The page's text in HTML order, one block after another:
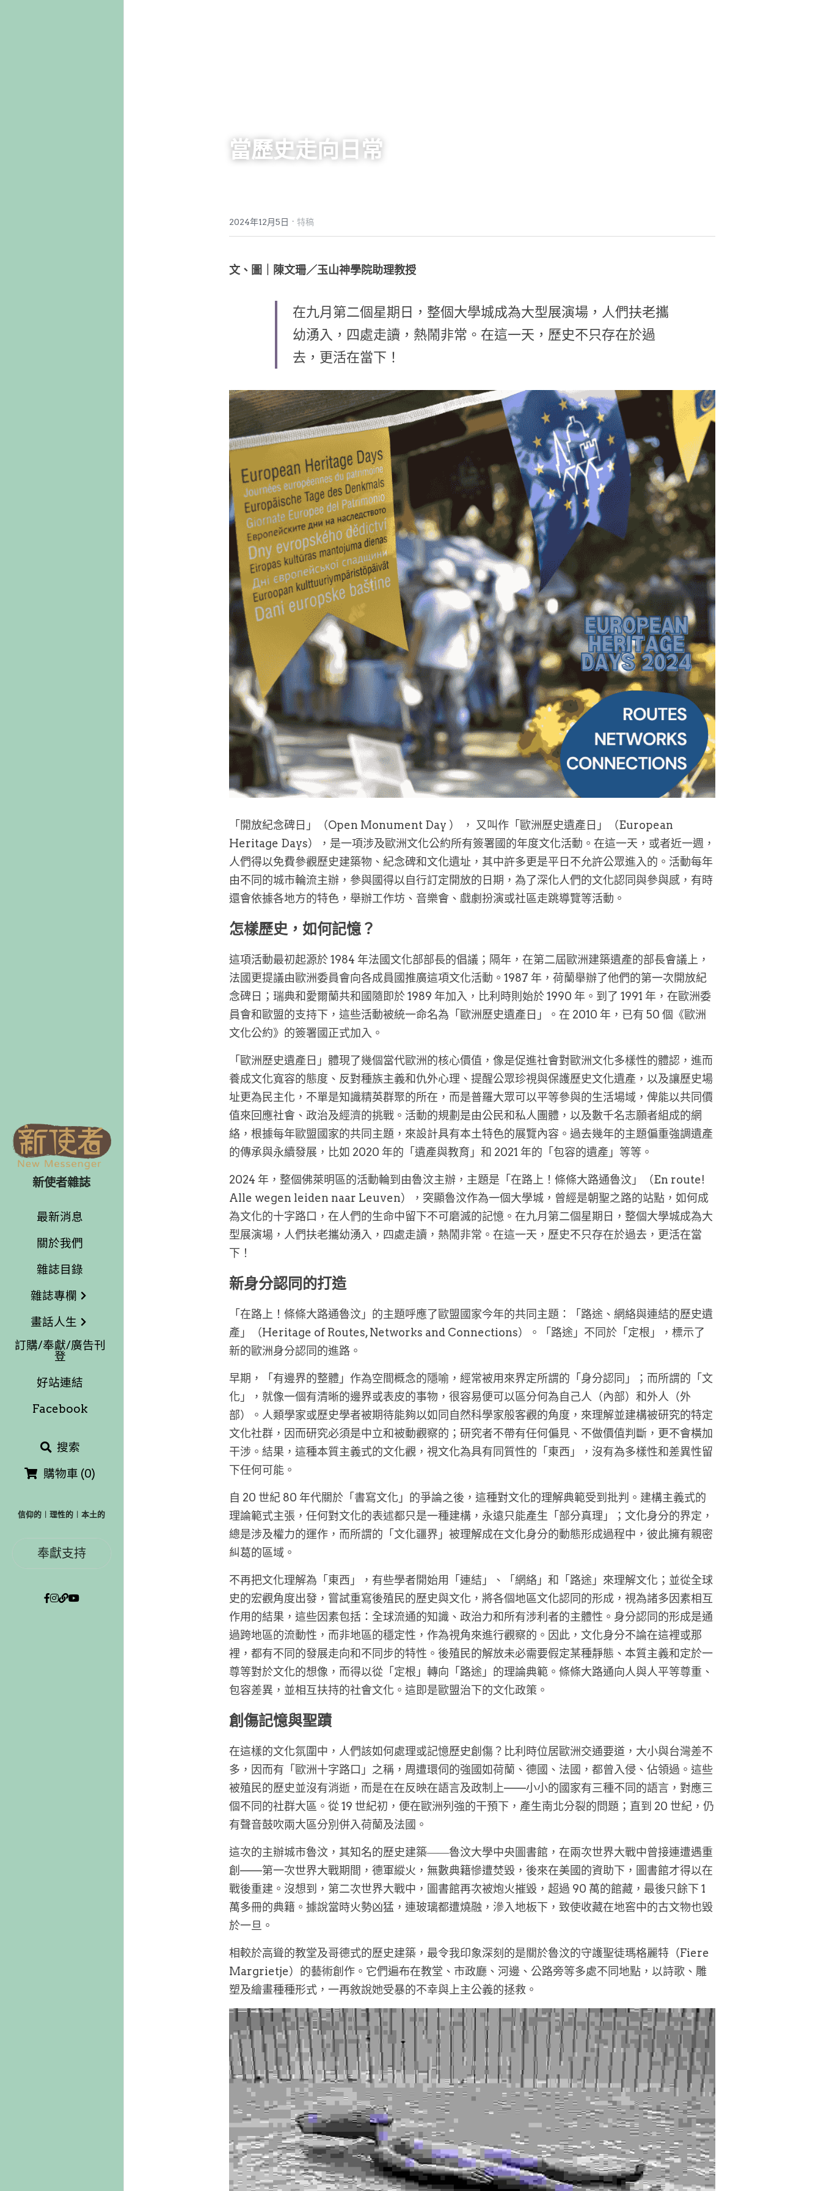
新使者雜誌
最新消息
關於我們
雜誌目錄
雜誌專欄
畫話人生
訂購/奉獻/廣告刊
登
好站連結
Facebook
搜索
購物車 (0)
信仰的︱理性的︱本土的
奉獻支持
當歷史走向日常
2024年12月5日 · 特稿
文、圖｜陳文珊／玉山神學院助理教授
在九月第二個星期日，整個大學城成為大型展演場，人們扶老攜
幼湧入，四處走讀，熱鬧非常。在這一天，歷史不只存在於過
去，更活在當下！
「開放紀念碑日」（Open Monument Day ） ， 又叫作「歐洲歷史遺產日」（European
Heritage Days），是一項涉及歐洲文化公約所有簽署國的年度文化活動。在這一天，或者近一週，
人們得以免費參觀歷史建築物、紀念碑和文化遺址，其中許多更是平日不允許公眾進入的。活動每年
由不同的城市輪流主辦，參與國得以自行訂定開放的日期，為了深化人們的文化認同與參與感，有時
還會依據各地方的特色，舉辦工作坊、音樂會、戲劇扮演或社區走跳導覽等活動。
怎樣歷史，如何記憶？
這項活動最初起源於 1984 年法國文化部部長的倡議；隔年，在第二屆歐洲建築遺產的部長會議上，
法國更提議由歐洲委員會向各成員國推廣這項文化活動。1987 年，荷蘭舉辦了他們的第一次開放紀
念碑日；瑞典和愛爾蘭共和國隨即於 1989 年加入，比利時則始於 1990 年。到了 1991 年，在歐洲委
員會和歐盟的支持下，這些活動被統一命名為「歐洲歷史遺產日」。在 2010 年，已有 50 個《歐洲
文化公約》的簽署國正式加入。
「歐洲歷史遺產日」體現了幾個當代歐洲的核心價值，像是促進社會對歐洲文化多樣性的體認，進而
養成文化寬容的態度、反對種族主義和仇外心理、提醒公眾珍視與保護歷史文化遺產，以及讓歷史場
址更為民主化，不單是知識精英群聚的所在，而是普羅大眾可以平等參與的生活場域，俾能以共同價
值來回應社會、政治及經濟的挑戰。活動的規劃是由公民和私人團體，以及數千名志願者組成的網
絡，根據每年歐盟國家的共同主題，來設計具有本土特色的展覽內容。過去幾年的主題偏重強調遺產
的傳承與永續發展，比如 2020 年的「遺產與教育」和 2021 年的「包容的遺產」等等。
2024 年，整個佛萊明區的活動輪到由魯汶主辦，主題是「在路上！條條大路通魯汶」（En route!
Alle wegen leiden naar Leuven），突顯魯汶作為一個大學城，曾經是朝聖之路的站點，如何成
為文化的十字路口，在人們的生命中留下不可磨滅的記憶。在九月第二個星期日，整個大學城成為大
型展演場，人們扶老攜幼湧入，四處走讀，熱鬧非常。在這一天，歷史不只存在於過去，更活在當
下！
新身分認同的打造
「在路上！條條大路通魯汶」的主題呼應了歐盟國家今年的共同主題：「路途、網絡與連結的歷史遺
產」（Heritage of Routes, Networks and Connections）。「路途」不同於「定根」，標示了
新的歐洲身分認同的進路。
早期，「有邊界的整體」作為空間概念的隱喻，經常被用來界定所謂的「身分認同」；而所謂的「文
化」，就像一個有清晰的邊界或表皮的事物，很容易便可以區分何為自己人（內部）和外人（外
部）。人類學家或歷史學者被期待能夠以如同自然科學家般客觀的角度，來理解並建構被研究的特定
文化社群，因而研究必須是中立和被動觀察的；研究者不帶有任何偏見、不做價值判斷，更不會橫加
干涉。結果，這種本質主義式的文化觀，視文化為具有同質性的「東西」，沒有為多樣性和差異性留
下任何可能。
自 20 世紀 80 年代關於「書寫文化」的爭論之後，這種對文化的理解典範受到批判。建構主義式的
理論範式主張，任何對文化的表述都只是一種建構，永遠只能產生「部分真理」；文化身分的界定，
總是涉及權力的運作，而所謂的「文化疆界」被理解成在文化身分的動態形成過程中，彼此擁有親密
糾葛的區域。
不再把文化理解為「東西」，有些學者開始用「連結」、「網絡」和「路途」來理解文化；並從全球
史的宏觀角度出發，嘗試重寫後殖民的歷史與文化，將各個地區文化認同的形成，視為諸多因素相互
作用的結果，這些因素包括：全球流通的知識、政治力和所有涉利者的主體性。身分認同的形成是通
過跨地區的流動性，而非地區的穩定性，作為視角來進行觀察的。因此，文化身分不論在這裡或那
裡，都有不同的發展走向和不同步的特性。後殖民的解放未必需要假定某種靜態、本質主義和定於一
尊等對於文化的想像，而得以從「定根」轉向「路途」的理論典範。條條大路通向人與人平等尊重、
包容差異，並相互扶持的社會文化。這即是歐盟治下的文化政策。
創傷記憶與聖蹟
在這樣的文化氛圍中，人們該如何處理或記憶歷史創傷？比利時位居歐洲交通要道，大小與台灣差不
多，因而有「歐洲十字路口」之稱，周遭環伺的強國如荷蘭、德國、法國，都曾入侵、佔領過。這些
被殖民的歷史並沒有消逝，而是在在反映在語言及政制上——小小的國家有三種不同的語言，對應三
個不同的社群大區。從 19 世紀初，便在歐洲列強的干預下，產生南北分裂的問題；直到 20 世紀，仍
有聲音鼓吹兩大區分別併入荷蘭及法國。
這次的主辦城市魯汶，其知名的歷史建築――魯汶大學中央圖書館，在兩次世界大戰中曾接連遭遇重
創——第一次世界大戰期間，德軍縱火，無數典籍慘遭焚毀，後來在美國的資助下，圖書館才得以在
戰後重建。沒想到，第二次世界大戰中，圖書館再次被炮火摧毀，超過 90 萬的館藏，最後只餘下 1
萬多冊的典籍。據說當時火勢凶猛，連玻璃都遭燒融，滲入地板下，致使收藏在地窖中的古文物也毀
於一旦。
相較於高聳的教堂及哥德式的歷史建築，最令我印象深刻的是關於魯汶的守護聖徒瑪格麗特（Fiere
Margrietje）的藝術創作。它們遍布在教堂、市政廳、河邊、公路旁等多處不同地點，以詩歌、雕
塑及繪畫種種形式，一再敘說她受暴的不幸與上主公義的拯救。